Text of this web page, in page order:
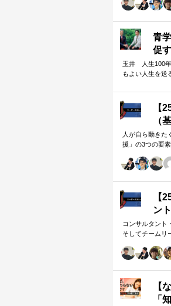
「人はなぜ動く
顧客対応の難航
ログラムです。
青
促
ド
ン
玉井 人生100年
もよい人生を送
【
（
人が自ら動きた
援」の3つの要
「人はなぜ動く
顧客対応の難航
ログラムです。
【
ン
コンサルタント
そしてチームリ
【
「